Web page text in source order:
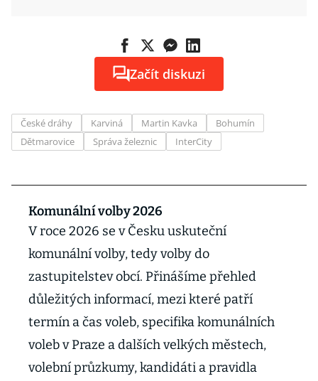
Začít diskuzi
České dráhy Karviná Martin Kavka
Bohumín
Dětmarovice
Správa železnic InterCity
Komunální volby 2026
V roce 2026 se v Česku uskuteční
komunální volby, tedy volby do
zastupitelstev obcí. Přinášíme přehled
důležitých informací, mezi které patří
termín a čas voleb, specifika komunálních
voleb v Praze a dalších velkých městech,
volební průzkumy, kandidáti a pravidla